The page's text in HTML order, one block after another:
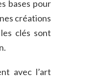
bases pour
créations
clés sont
avec l’art